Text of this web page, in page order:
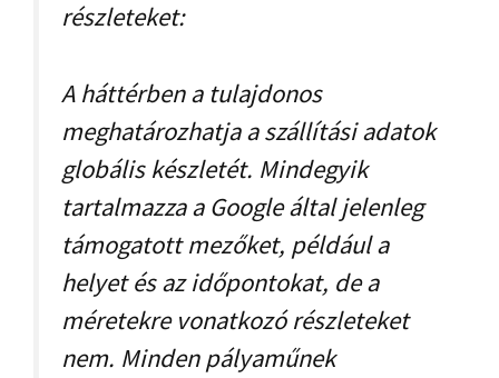
részleteket:
A háttérben a tulajdonos
meghatározhatja a szállítási adatok
globális készletét. Mindegyik
tartalmazza a Google által jelenleg
támogatott mezőket, például a
helyet és az időpontokat, de a
méretekre vonatkozó részleteket
nem. Minden pályaműnek